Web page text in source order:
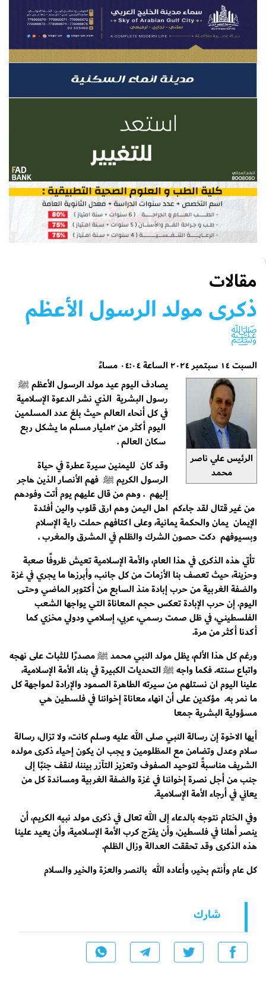
مقالات
ذكرى مولد الرسول الأعظم
ﷺ
السبت ١٤ سبتمبر ٢٠٢٤ الساعة ٠٤:٠٤ مساءً
الرئيس علي ناصر
محمد
يصادف اليوم عيد مولد الرسول الأعظم ﷺ
رسول البشرية الذي نشر الدعوة الإسلامية
في كل أنحاء العالم حيث بلغ عدد المسلمين
اليوم أكثر من ٢مليار مسلم ما يشكل ربع
سكان العالم .
وقد كان لليمنين سيرة عطرة في حياة
الرسول الكريم ﷺ فهم الأنصار الذين هاجر
إليهم . وهم من قال عليهم يوم أتت وفودهم
من غير قتال لقد جاءكم اهل اليمن وهم ارق قلوب والين أفئدة
الإيمان يمان والحكمة يمانية، وعلى اكتافهم حملت راية الإسلام
وبسيوفهم دكت حصون الشرك والظلم في المشرق والمغرب .
تأتي هذه الذكرى في هذا العام، والأمة الإسلامية تعيش ظروفًا صعبة
وحزينة، حيث تعصف بنا الأزمات من كل جانب، وأبرزها ما يجري في غزة
والضفة الغربية من حرب إبادة منذ السابع من أكتوبر الماضي وحتى
اليوم. إن حرب الإبادة تعكس حجم المعاناة التي يواجها الشعب
الفلسطيني، في ظل صمت رسمي، عربي، إسلامي ودولي مخزي كما
أكدنا أكثر من مرة.
ورغم كل هذا الألم، يظل مولد النبي محمد ﷺ مصدرًا للثبات على نهجه
واتباع سنته. فكما واجه ﷺ التحديات الكبيرة في بناء الأمة الإسلامية،
علينا اليوم ان نستلهم من سيرته الطاهرة الصمود والإرادة لمواجهة كل
ما نمر به. مؤكدين على أن انهاء معاناة إخواننا في فلسطين هي
مسؤولية البشرية جمعا
أيها الاخوة إن رسالة النبي صلى الله عليه وسلم كانت، ولا تزال، رسالة
سلام وعدل وتضامن مع المظلومين و يجب ان يكون إحياء ذكرى مولده
الشريف مناسبةً لتوحيد الصفوف وتعزيز التآزر بيننا، لنقف جنبًا إلى
جنب من أجل نصرة إخواننا في غزة والضفة الغربية ومساندة كل من
يعاني في أرجاء الأمة الإسلامية.
وفي الختام نتوجه بالدعاء إلى الله تعالى في ذكرى مولد نبيه الكريم، أن
ينصر أهلنا في فلسطين، وأن يفرّج كرب الأمة الإسلامية، وأن يعيد علينا
هذه الذكرى وقد تحققت العدالة وزال الظلم.
كل عام وأنتم بخير، وأعاده الله بالنصر والعزة والخير والسلام
شارك